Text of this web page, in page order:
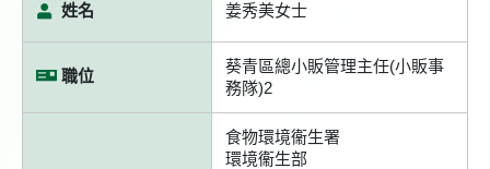
姓名 姜秀美女士
職位
葵青區總小販管理主任(小販事
務隊)2
食物環境衞生署
環境衞生部